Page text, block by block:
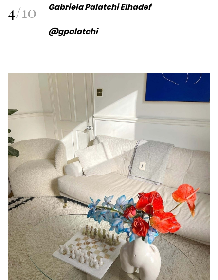
4/10 Gabriela Palatchi Elhadef
@gpalatchi